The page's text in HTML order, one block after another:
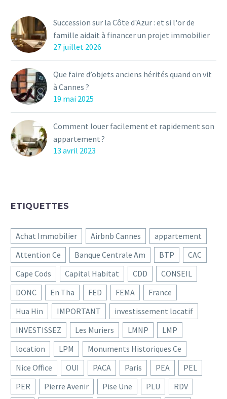
isolation des combles ne
sert pas seulement à
réduire vos pertes de
énergétiques et réduit
pollution.
Succession sur la Côte d'Azur : et si l'or de
famille aidait à financer un projet immobilier
27 juillet 2026
Que faire d’objets anciens hérités quand on vit
à Cannes ?
19 mai 2025
Comment louer facilement et rapidement son
appartement ?
13 avril 2023
ETIQUETTES
Achat Immobilier Airbnb Cannes
appartement
Attention Ce
Banque Centrale Am BTP
CAC
Cape Cods
Capital Habitat CDD
CONSEIL
DONC
En Tha FED FEMA
France
Hua Hin
IMPORTANT
investissement locatif
INVESTISSEZ
Les Muriers LMNP
LMP
location
LPM
Monuments Historiques Ce
Nice Office
OUI PACA Paris PEA
PEL
PER
Pierre Avenir Pise Une PLU
RDV